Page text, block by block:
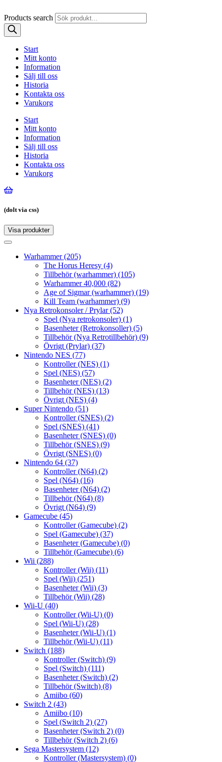
Products search
Start
Mitt konto
Information
Sälj till oss
Historia
Kontakta oss
Varukorg
Start
Mitt konto
Information
Sälj till oss
Historia
Kontakta oss
Varukorg
(dolt via css)
Visa produkter
Toggle
Toggle
navigationWarhammer(205)
The Horus Heresy (4)
Tillbehör (warhammer) (105)
Warhammer 40,000 (82)
Age of Sigmar (warhammer) (19)
Kill Team (warhammer) (9)
Nya Retrokonsoler / Prylar(52)
Spel (Nya retrokonsoler) (1)
Basenheter (Retrokonsoller) (5)
Tillbehör (Nya Retrotillbehör) (9)
Övrigt (Prylar) (37)
Nintendo NES (77)
Kontroller (NES) (1)
Spel (NES) (57)
Basenheter (NES) (2)
Tillbehör (NES) (13)
Övrigt (NES) (4)
Super Nintendo (51)
Kontroller (SNES) (2)
Spel (SNES) (41)
Basenheter (SNES) (0)
Tillbehör (SNES) (9)
Övrigt (SNES) (0)
Nintendo 64 (37)
Kontroller (N64) (2)
Spel (N64) (16)
Basenheter (N64) (2)
Tillbehör (N64) (8)
Övrigt (N64) (9)
Gamecube (45)
Kontroller (Gamecube) (2)
Spel (Gamecube) (37)
Basenheter (Gamecube) (0)
Tillbehör (Gamecube) (6)
Wii (288)
Kontroller (Wii) (11)
Spel (Wii) (251)
Basenheter (Wii) (3)
Tillbehör (Wii) (28)
Wii-U (40)
Kontroller (Wii-U) (0)
Spel (Wii-U) (28)
Basenheter (Wii-U) (1)
Tillbehör (Wii-U) (11)
Switch (188)
Kontroller (Switch) (9)
Spel (Switch) (111)
Basenheter (Switch) (2)
Tillbehör (Switch) (8)
Amiibo (60)
Switch 2 (43)
Amiibo (10)
Spel (Switch 2) (27)
Basenheter (Switch 2) (0)
Tillbehör (Switch 2) (6)
Sega Mastersystem (12)
Kontroller (Mastersystem) (0)